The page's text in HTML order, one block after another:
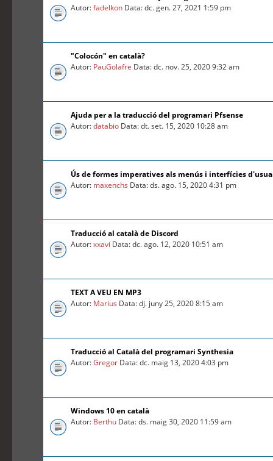
Autor:fadelkon Data: dc. gen. 27, 2021 1:59 pm
"Colocón" en català?
Autor: PauGolafre Data: dc. nov. 25, 2020 9:32 am
Ajuda per a la traducció del programari Pfsense
Autor:databio Data: dt. set. 15, 2020 10:28 am
Ús de formes imperatives als menús i interfícies
Autor: maxenchs Data: ds. ago. 15, 2020 4:31 pm
Traducció al català de Discord
Autor:xxavi Data: dc. ago. 12, 2020 10:51 am
TEXT A VEU EN MP3
Autor: Marius Data: dj. juny 25, 2020 8:15 am
Traducció al Català del programari Synthesia
Autor:Gregor Data: dc. maig 13, 2020 4:03 pm
Windows 10 en català
Autor: Berthu Data: ds. maig 30, 2020 11:59 am